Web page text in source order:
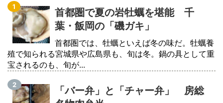
首都圏で夏の岩牡蠣を堪能 千
葉・飯岡の「磯ガキ」
首都圏では、牡蠣といえば冬の味だ。牡蠣養
殖で知られる宮城県や広島県も、旬は冬。鍋の具として重
宝されるのも、旬が...
「バー弁」と「チャー弁」 房総